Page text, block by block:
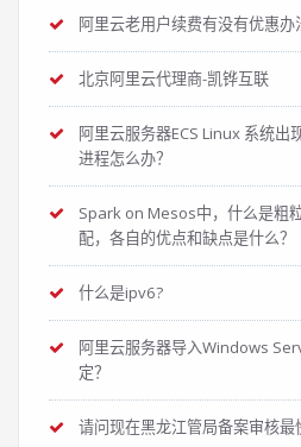
阿里云老用户续费有没有优惠办
北京阿里云代理商-凯铧互联
阿里云服务器ECS Linux 系统
进程怎么办？
Spark on Mesos中，什么是粗
配，各自的优点和缺点是什么？
什么是ipv6?
阿里云服务器导入Windows
定？
请问现在黑龙江管局备案审核最